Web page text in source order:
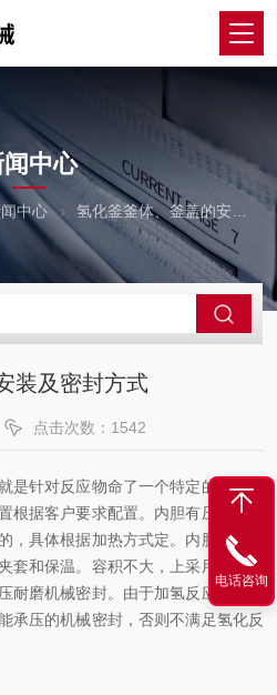
中心
中心 氢化釜釜体、釜盖的安装及密封方式
装及密封方式
点击次数：1542
是针对反应物命了一个特定的名称，
根据客户要求配置。内胆有压力，夹
，具体根据加热方式定。内胆采用不
套和保温。容积不大，上采用平盖，
耐磨机械密封。由于加氢反应产生压
承压的机械密封，否则不满足氢化反
电话咨询